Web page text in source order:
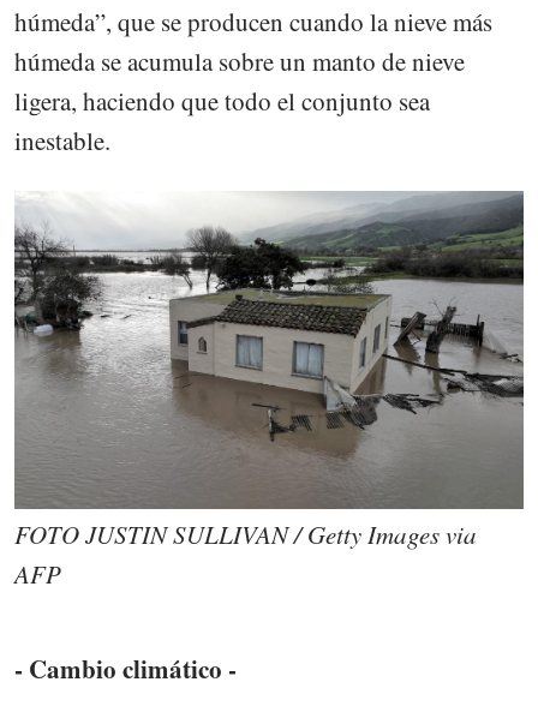
húmeda”, que se producen cuando la nieve más
húmeda se acumula sobre un manto de nieve
ligera, haciendo que todo el conjunto sea
inestable.
FOTO JUSTIN SULLIVAN / Getty Images via
AFP
- Cambio climático -